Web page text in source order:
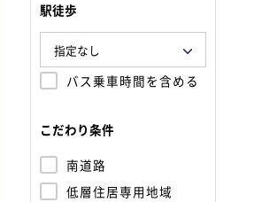
駅徒歩
バス乗車時間を含める
こだわり条件
南道路
低層住居専用地域